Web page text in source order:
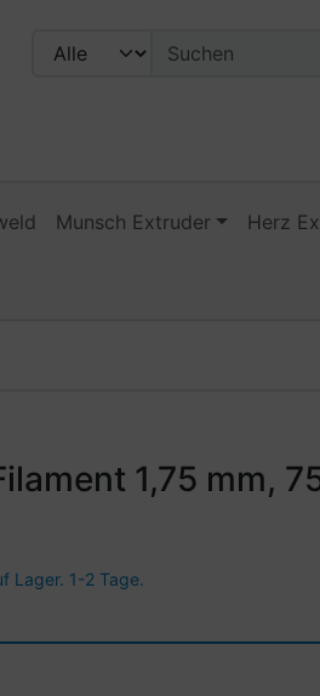
Springe zu
Munsch Extruder Herz
1,75 mm,
Lager. 1-2 Tage.
Bildern zu navigieren. Zum